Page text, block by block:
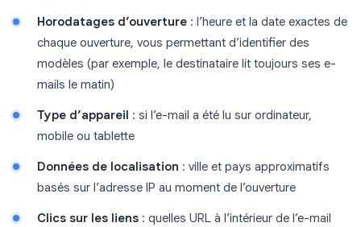
Horodatages d’ouverture : l’heure et la date exactes de
chaque ouverture, vous permettant d’identifier des
modèles (par exemple, le destinataire lit toujours ses e-
mails le matin)
Type d’appareil : si l’e-mail a été lu sur ordinateur,
mobile ou tablette
Données de localisation : ville et pays approximatifs
basés sur l’adresse IP au moment de l’ouverture
Clics sur les liens : quelles URL à l’intérieur de l’e-mail